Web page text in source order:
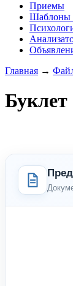
Приемы
Шаблоны
Главная →